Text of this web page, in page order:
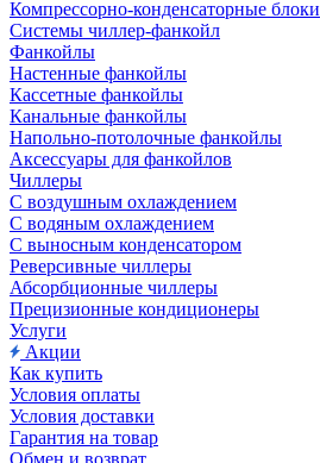
Компрессорно-конденсаторные блоки
Системы чиллер-фанкойл
Фанкойлы
Настенные фанкойлы
Кассетные фанкойлы
Канальные фанкойлы
Напольно-потолочные фанкойлы
Аксессуары для фанкойлов
Чиллеры
С воздушным охлаждением
С водяным охлаждением
С выносным конденсатором
Реверсивные чиллеры
Абсорбционные чиллеры
Прецизионные кондиционеры
Услуги
Акции
Как купить
Условия оплаты
Условия доставки
Гарантия на товар
Обмен и возврат